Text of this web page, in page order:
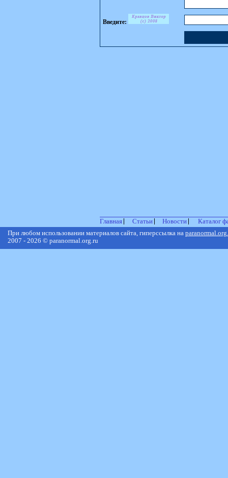
Введите:
Главная Статьи Новости
Каталог
При любом использовании материалов сайта, гиперссылка на
2007 - 2026 © paranormal.org.ru